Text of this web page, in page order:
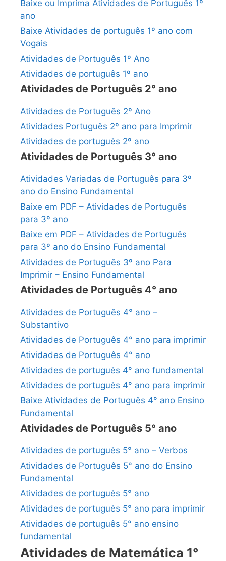
Baixe ou Imprima Atividades de Português 1º
ano
Baixe Atividades de português 1º ano com
Vogais
Atividades de Português 1º Ano
Atividades de português 1º ano
Atividades de Português 2° ano
Atividades de Português 2º Ano
Atividades Português 2º ano para Imprimir
Atividades de português 2º ano
Atividades de Português 3° ano
Atividades Variadas de Português para 3º
ano do Ensino Fundamental
Baixe em PDF – Atividades de Português
para 3º ano
Baixe em PDF – Atividades de Português
para 3º ano do Ensino Fundamental
Atividades de Português 3º ano Para
Imprimir – Ensino Fundamental
Atividades de Português 4° ano
Atividades de Português 4° ano –
Substantivo
Atividades de Português 4° ano para imprimir
Atividades de Português 4° ano
Atividades de português 4° ano fundamental
Atividades de português 4° ano para imprimir
Baixe Atividades de Português 4° ano Ensino
Fundamental
Atividades de Português 5° ano
Atividades de português 5° ano – Verbos
Atividades de Português 5° ano do Ensino
Fundamental
Atividades de português 5° ano
Atividades de português 5° ano para imprimir
Atividades de português 5° ano ensino
fundamental
Atividades de Matemática 1°